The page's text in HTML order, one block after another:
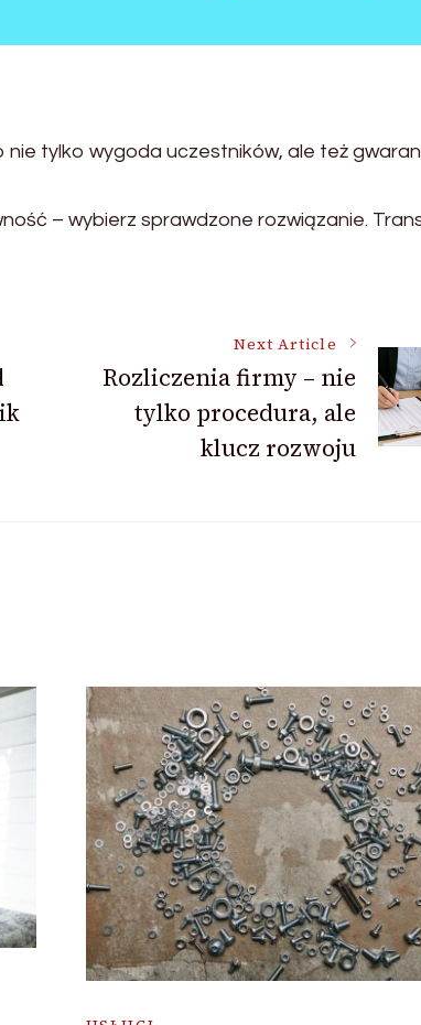
tylko wygoda uczestników, ale też
– wybierz sprawdzone rozwiązanie.
Next Article
Rozliczenia firmy – nie
tylko procedura, ale
klucz rozwoju